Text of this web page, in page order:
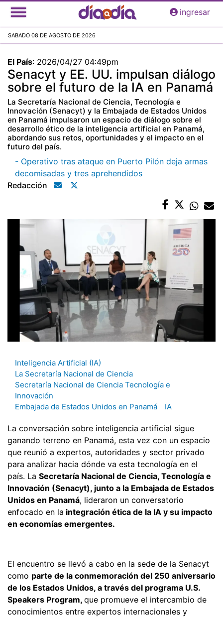
Pasar
al
principal
ingresar
SABADO 08 DE AGOSTO DE 2026
El País: 2026/04/27 04:49pm
Senacyt y EE. UU. impulsan diálogo
sobre el futuro de la IA en Panamá
La Secretaría Nacional de Ciencia, Tecnología e
Innovación (Senacyt) y la Embajada de Estados Unidos
en Panamá impulsaron un espacio de diálogo sobre el
desarrollo ético de la inteligencia artificial en Panamá,
abordando sus retos, oportunidades y el impacto en el
futuro del país.
- Operativo tras ataque en Puerto Pilón deja armas
decomisadas y tres aprehendidos
Redacción
Inteligencia Artificial (IA)
La Secretaría Nacional de Ciencia
Secretaría Nacional de Ciencia Tecnología e
Innovación
Embajada de Estados Unidos en Panamá
IA
La conversación sobre inteligencia artificial sigue
ganando terreno en Panamá, esta vez con un espacio
que reunió a expertos, autoridades y sector privado
para analizar hacia dónde va esta tecnología en el
país. La Secretaría Nacional de Ciencia, Tecnología e
Innovación (Senacyt), junto a la Embajada de Estados
Unidos en Panamá, lideraron un conversatorio
enfocado en la integración ética de la IA y su impacto
en economías emergentes.
El encuentro se llevó a cabo en la sede de la Senacyt
como parte de la conmemoración del 250 aniversario
de los Estados Unidos, a través del programa U.S.
Speakers Program, que promueve el intercambio de
conocimientos entre expertos internacionales y